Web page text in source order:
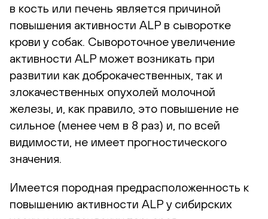
в кость или печень является причиной
повышения активности ALP в сыворотке
крови у собак. Сывороточное увеличение
активности ALP может возникать при
развитии как доброкачественных, так и
злокачественных опухолей молочной
железы, и, как правило, это повышение не
сильное (менее чем в 8 раз) и, по всей
видимости, не имеет прогностического
значения.
Имеется породная предрасположенность к
повышению активности ALP у сибирских